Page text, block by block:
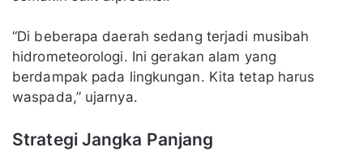
“Di beberapa daerah sedang terjadi musibah
hidrometeorologi. Ini gerakan alam yang
berdampak pada lingkungan. Kita tetap harus
waspada,” ujarnya.
Strategi Jangka Panjang